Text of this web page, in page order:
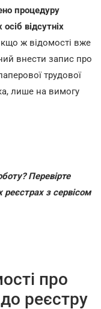
процедуру
відсутніх
ж відомості вже
внести запис про
трудової
лише на вимогу
Перевірте
з сервісом
про
реєстру